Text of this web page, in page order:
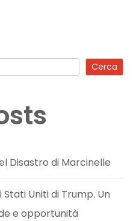
Cerca
Disastro di Marcinelle
Uniti di Trump. Un
e opportunità